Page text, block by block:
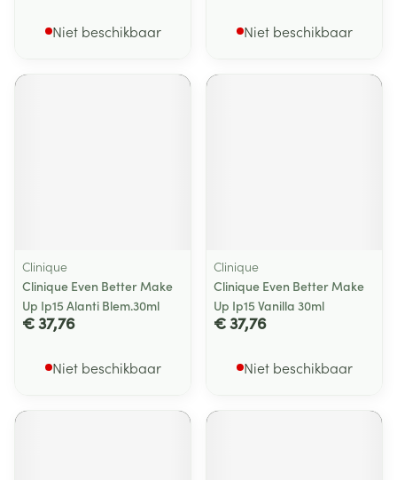
Niet beschikbaar Niet beschikbaar
Clinique
Clinique Even Better Make
Up Ip15 Alanti Blem.30ml
€ 37,76
Niet beschikbaar
Clinique
Clinique Even Better Make
Up Ip15 Vanilla 30ml
€ 37,76
Niet beschikbaar